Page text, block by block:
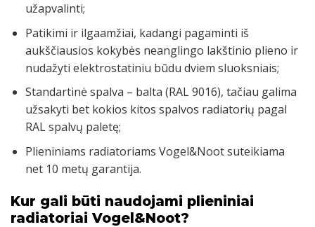
užapvalinti;
Patikimi ir ilgaamžiai, kadangi pagaminti iš
aukščiausios kokybės neanglingo lakštinio plieno ir
nudažyti elektrostatiniu būdu dviem sluoksniais;
Standartinė spalva – balta (RAL 9016), tačiau galima
užsakyti bet kokios kitos spalvos radiatorių pagal
RAL spalvų paletę;
Plieniniams radiatoriams Vogel&Noot suteikiama
net 10 metų garantija.
Kur gali būti naudojami plieniniai
radiatoriai Vogel&Noot?